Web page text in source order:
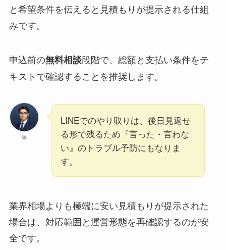
と希望条件を伝えると見積もりが提示される仕組
みです。
申込前の無料相談段階で、総額と支払い条件をテ
キストで確認することを推奨します。
堀
LINEでのやり取りは、後日見返せ
る形で残るため『言った・言わな
い』のトラブル予防にもなりま
す。
業界相場よりも極端に安い見積もりが提示された
場合は、対応範囲と運営形態を再確認するのが安
全です。